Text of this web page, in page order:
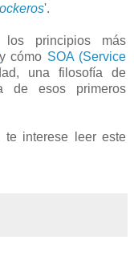
'.
principios más
cómo SOA (Service
una filosofía de
de esos primeros
te interese leer este